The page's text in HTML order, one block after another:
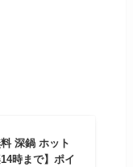
深鍋 ホット
時まで】ポイ